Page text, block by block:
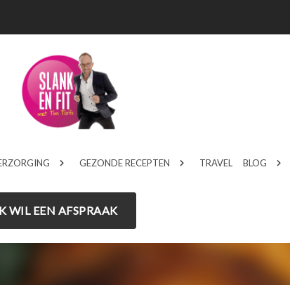
GEZONDE RECEPTEN TRAVEL BLOG
WIL EEN AFSPRAAK